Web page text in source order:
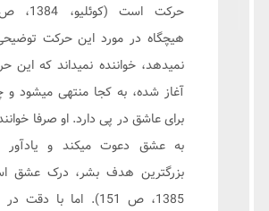
هیچگاه در مورد این حرکت
نمیدهد، خواننده نمیداند که این
آغاز شده، به کجا منتهی میشود و
برای عاشق در پی دارد. او صرفا
به عشق دعوت میکند و یادآور
بزرگترین هدف بشر، درک عشق
1385، ص 151). اما با دقت